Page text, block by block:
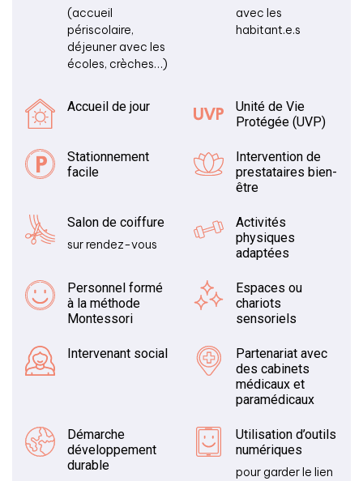
(accueil
périscolaire,
déjeuner avec les
écoles, crèches…)
avec les
habitant.e.s
Accueil de jour
Unité de Vie
Protégée (UVP)
Stationnement
facile
Intervention de
prestataires bien-
être
Salon de coiffure
sur rendez-vous
Activités
physiques
adaptées
Personnel formé
à la méthode
Montessori
Espaces ou
chariots
sensoriels
Intervenant social
Partenariat avec
des cabinets
médicaux et
paramédicaux
Démarche
développement
durable
Utilisation d’outils
numériques
pour garder le lien